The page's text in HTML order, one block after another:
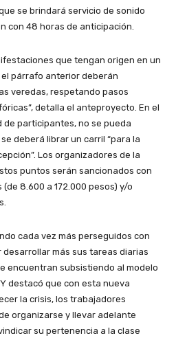
se brindará servicio de sonido
con 48 horas de anticipación.
que tengan origen en un
párrafo anterior deberán
veredas, respetando pasos
detalla el anteproyecto. En el
de participantes, no se pueda
deberá librar un carril “para la
Los organizadores de la
puntos serán sancionados con
8.600 a 172.000 pesos) y/o
cada vez más perseguidos con
desarrollar más sus tareas diarias
encuentran subsistiendo al modelo
destacó que con esta nueva
la crisis, los trabajadores
organizarse y llevar adelante
su pertenencia a la clase